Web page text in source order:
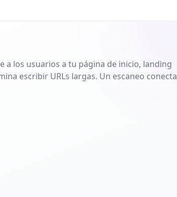
a los usuarios a tu página de inicio, landing
escribir URLs largas. Un escaneo conecta